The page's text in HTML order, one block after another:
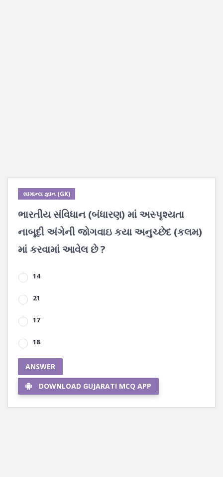
સામાન્ય જ્ઞાન (GK)
ભારતીય સંવિધાન (બંધારણ) માં અસ્પૃશ્યતા
નાબૂદી અંગેની જોગવાઇ કયા અનુચ્છેદ (કલમ)
માં કરવામાં આવેલ છે ?
14
21
17
18
ANSWER
DOWNLOAD GUJARATI MCQ APP